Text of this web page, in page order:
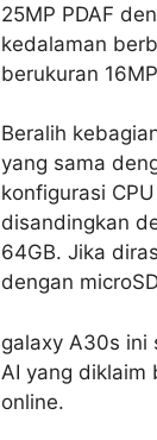
25MP PDAF
kedalaman
berukuran
Beralih
yang sama
konfigurasi
disandingkan
64GB. Jika
dengan
galaxy A30s ini
AI yang diklaim
online.